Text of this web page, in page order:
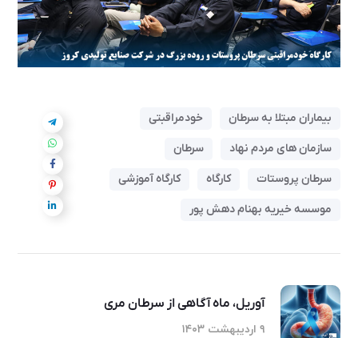
بیماران مبتلا به سرطان
خودمراقبتی
سازمان های مردم نهاد
سرطان
سرطان پروستات
کارگاه
کارگاه آموزشی
موسسه خیریه بهنام دهش پور
آوریل، ماه آگاهی از سرطان مری
۹ اردیبهشت ۱۴۰۳